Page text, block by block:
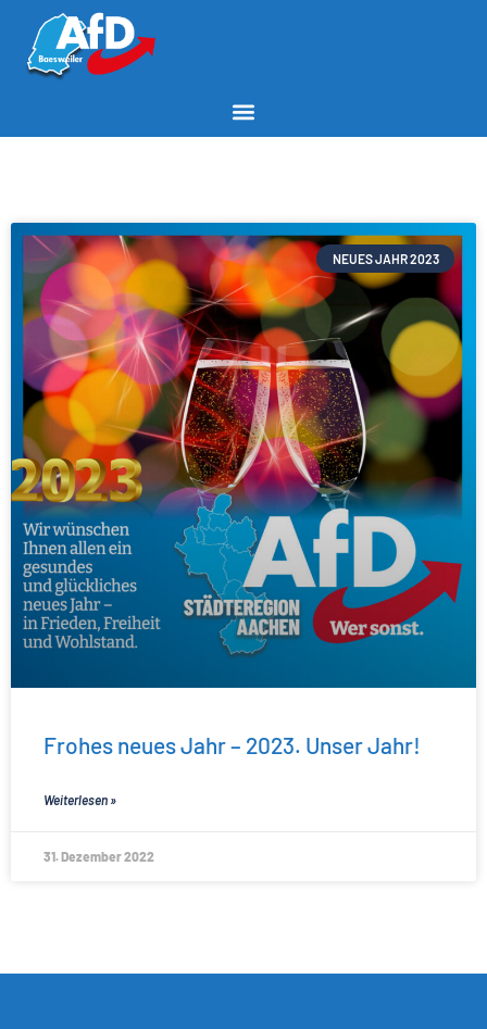
NEUES JAHR 2023
Frohes neues Jahr – 2023. Unser Jahr!
Weiterlesen »
31. Dezember 2022